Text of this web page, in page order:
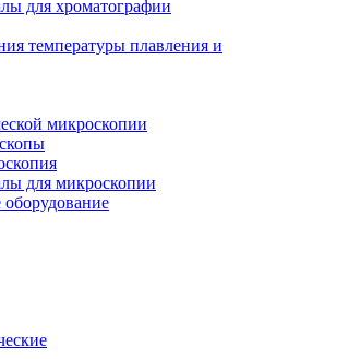
для хроматографии
температуры плавления и
микроскопии
для микроскопии